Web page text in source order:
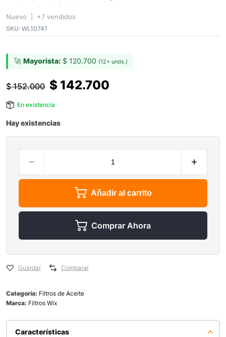
Nuevo | +7 vendidos
SKU: WL10741
🚀 Mayorista: $ 120.700 (12+ unds.)
$152.000 $ 142.700
En existencia
Hay existencias
Añadir al carrito
Comprar Ahora
Guardar Comparar
Categoría: Filtros de Aceite
Marca: Filtros Wix
Características